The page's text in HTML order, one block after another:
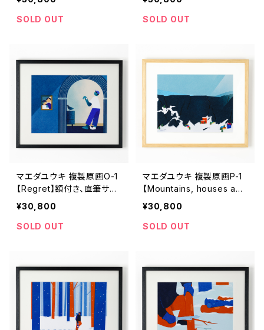
SOLD OUT
SOLD OUT
マエダユウキ 複製原画O-1
【Regret】額付き、直筆サイ
ン入り
¥30,800
SOLD OUT
マエダユウキ 複製原画P-1
【Mountains, houses and
snow】額付き、直筆サイン
¥30,800
SOLD OUT